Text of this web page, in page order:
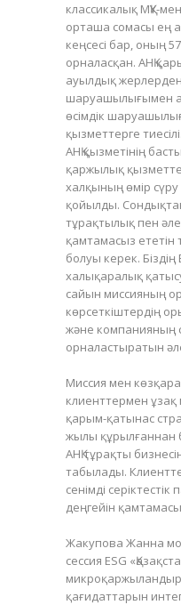
классикалық МҚҰ-
орташа сомасы ең
кеңсесі бар, оның
орналасқан. АНҚ
ауылдық
шаруашылығымен
өсімдік
қызметтерге тиесілі.
АНҚ қызметінің
қаржылық
халқының өмір сүру
қойылды.
тұрақтылық пен
қамтамасыз ететін
болуы керек.
халықаралық
сайын миссияның
көрсеткіштердің
және компанияның
орналастыратын
Миссия мен
клиенттермен ұзақ
қарым-қатынас
жылы құрылғаннан
АНҚ тұрақты
табылады.
сенімді
деңгейін
Жакупова Жанна
сессия ESG
қағидаттарын